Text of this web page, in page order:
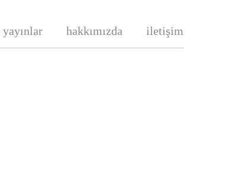
yayınlar hakkımızda iletişim